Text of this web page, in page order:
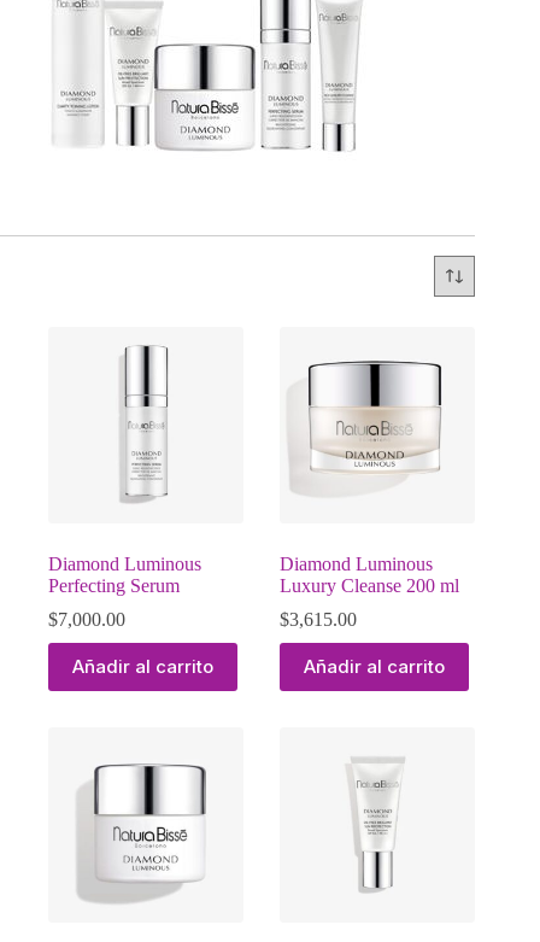
Diamond Luminous
Perfecting Serum
$7,000.00
Añadir al carrito
Diamond Luminous
Luxury Cleanse 200 ml
$3,615.00
Añadir al carrito